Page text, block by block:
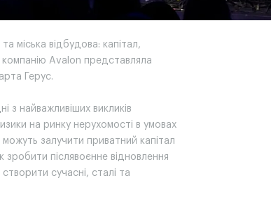
міська відбудова: капітал,
компанію Avalon представляла
Герус.
з найважливіших викликів
на ринку нерухомості в умовах
можуть залучити приватний капітал
зробити післявоєнне відновлення
сучасні, сталі та